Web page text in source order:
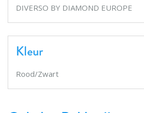
DIVERSO BY DIAMOND EUROPE
Kleur
Rood/Zwart